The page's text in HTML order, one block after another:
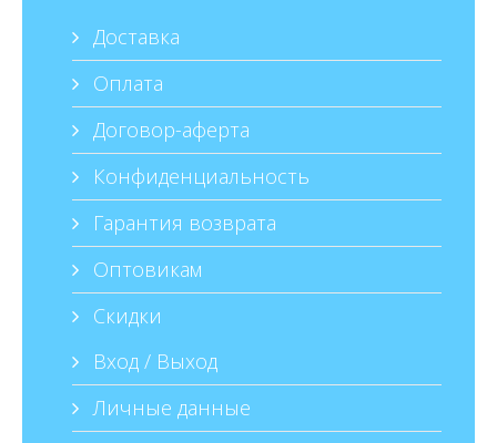
Доставка
Оплата
Договор-аферта
Конфиденциальность
Гарантия возврата
Оптовикам
Скидки
Вход / Выход
Личные данные